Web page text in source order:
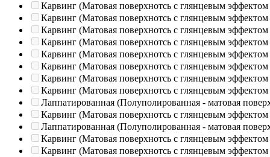
Карвинг (Матовая поверхнотсь с глянцевым эффектом
Карвинг (Матовая поверхнотсь с глянцевым эффектом
Карвинг (Матовая поверхнотсь с глянцевым эффектом
Карвинг (Матовая поверхнотсь с глянцевым эффектом
Карвинг (Матовая поверхнотсь с глянцевым эффектом
Карвинг (Матовая поверхнотсь с глянцевым эффектом
Карвинг (Матовая поверхнотсь с глянцевым эффектом
Карвинг (Матовая поверхнотсь с глянцевым эффектом
Лаппатированная (Полуполированная - матовая
Карвинг (Матовая поверхнотсь с глянцевым эффектом
Лаппатированная (Полуполированная - матовая
Карвинг (Матовая поверхнотсь с глянцевым эффектом
Карвинг (Матовая поверхнотсь с глянцевым эффектом